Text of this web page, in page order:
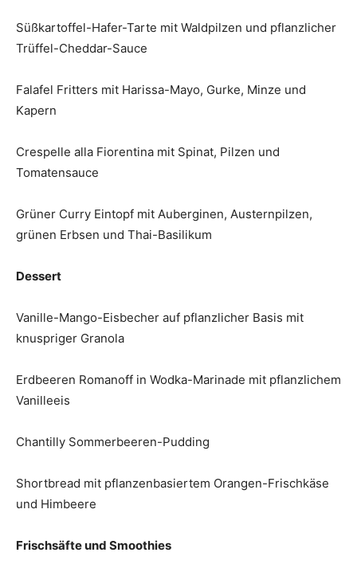
Süßkartoffel-Hafer-Tarte mit Waldpilzen und pflanzlicher
Trüffel-Cheddar-Sauce
Falafel Fritters mit Harissa-Mayo, Gurke, Minze und
Kapern
Crespelle alla Fiorentina mit Spinat, Pilzen und
Tomatensauce
Grüner Curry Eintopf mit Auberginen, Austernpilzen,
grünen Erbsen und Thai-Basilikum
Dessert
Vanille-Mango-Eisbecher auf pflanzlicher Basis mit
knuspriger Granola
Erdbeeren Romanoff in Wodka-Marinade mit pflanzlichem
Vanilleeis
Chantilly Sommerbeeren-Pudding
Shortbread mit pflanzenbasiertem Orangen-Frischkäse
und Himbeere
Frischsäfte und Smoothies